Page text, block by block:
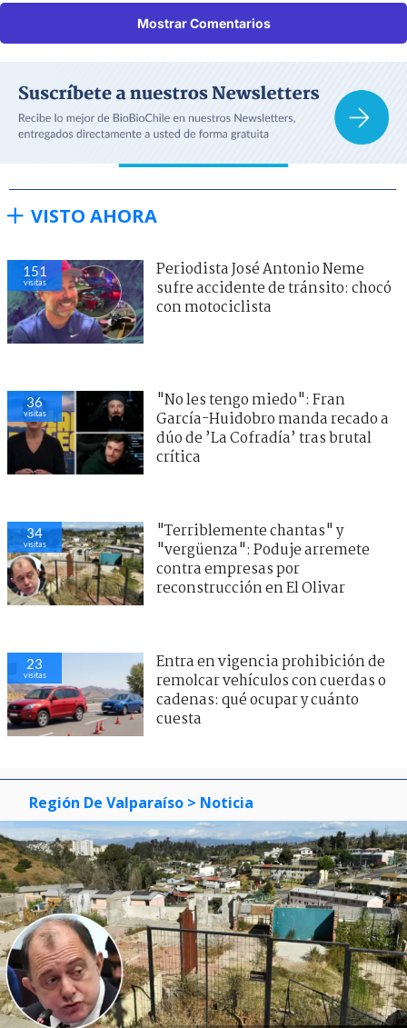
Mostrar Comentarios
VISTO AHORA
151
visitas
Periodista José Antonio Neme
sufre accidente de tránsito: chocó
con motociclista
36
visitas
"No les tengo miedo": Fran
García-Huidobro manda recado a
dúo de ’La Cofradía’ tras brutal
crítica
34
visitas
"Terriblemente chantas" y
"vergüenza": Poduje arremete
contra empresas por
reconstrucción en El Olivar
23
visitas
Entra en vigencia prohibición de
remolcar vehículos con cuerdas o
cadenas: qué ocupar y cuánto
cuesta
Región De Valparaíso > Noticia